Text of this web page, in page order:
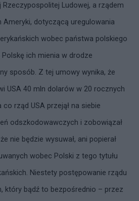
Ludowej, a rządem
dotyczącą uregulowania
wobec państwa polskiego
ich mienia w drodze
sposób. Z tej umowy wynika, że
USA 40 mln dolarów w 20 rocznych
rząd USA przejął na siebie
odszkodowawczych i zobowiązał
nie będzie wysuwał, ani popierał
wobec Polski z tego tytułu
Niestety postępowanie rządu
który bądź to bezpośrednio – przez